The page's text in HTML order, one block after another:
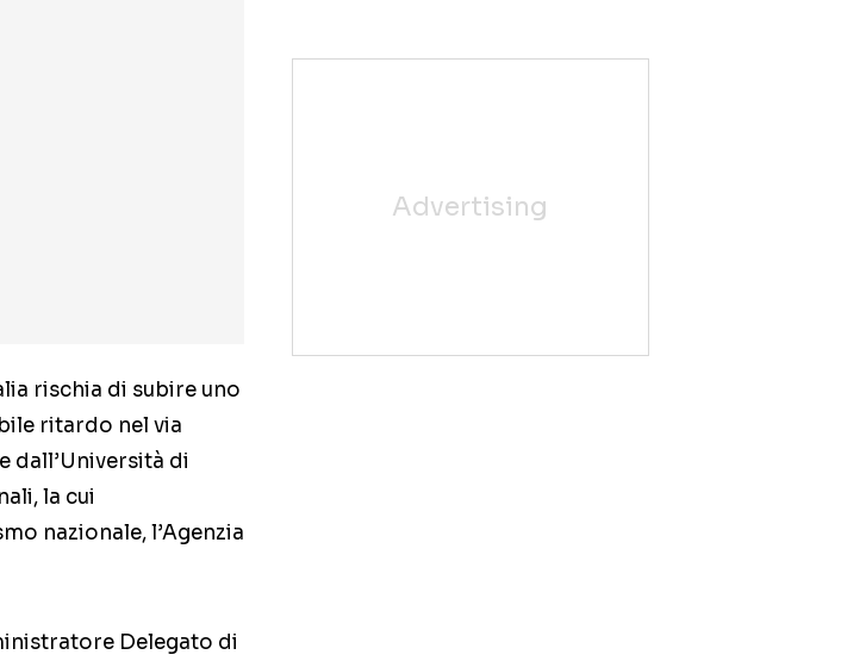
rischia di subire uno
ritardo nel via
e dall’Università di
la cui
nazionale, l’Agenzia
Delegato di